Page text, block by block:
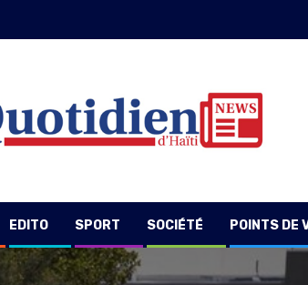
EDITO SPORT SOCIÉTÉ POINTS DE